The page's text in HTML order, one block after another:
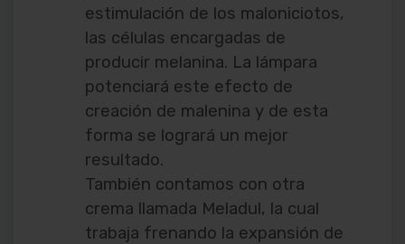
estimulación de los maloniciotos,
las células encargadas de
producir melanina. La lámpara
potenciará este efecto de
creación de malenina y de esta
forma se logrará un mejor
resultado.
También contamos con otra
crema llamada Meladul, la cual
trabaja frenando la expansión de